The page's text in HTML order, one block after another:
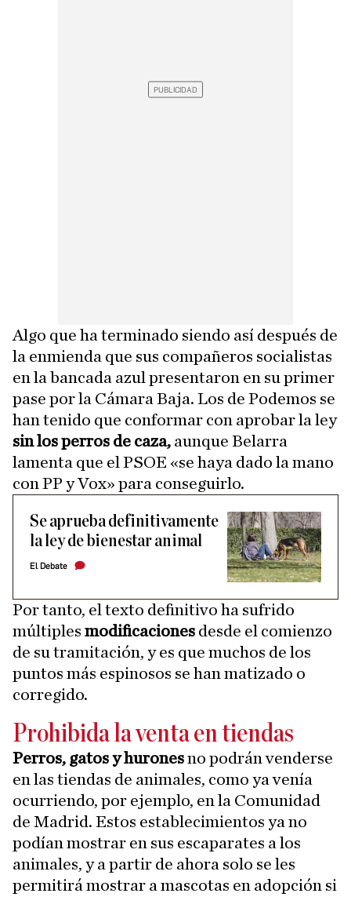
Algo que ha terminado siendo así después de
la enmienda que sus compañeros socialistas
en la bancada azul presentaron en su primer
pase por la Cámara Baja. Los de Podemos se
han tenido que conformar con aprobar la ley
sin los perros de caza, aunque Belarra
lamenta que el PSOE «se haya dado la mano
con PP y Vox» para conseguirlo.
Se aprueba definitivamente
la ley de bienestar animal
El Debate
Por tanto, el texto definitivo ha sufrido
múltiples modificaciones desde el comienzo
de su tramitación, y es que muchos de los
puntos más espinosos se han matizado o
corregido.
Prohibida la venta en tiendas
Perros, gatos y huronesno podrán venderse
en las tiendas de animales, como ya venía
ocurriendo, por ejemplo, en la Comunidad
de Madrid. Estos establecimientos ya no
podían mostrar en sus escaparates a los
animales, y a partir de ahora solo se les
permitirá mostrar a mascotas en adopción si